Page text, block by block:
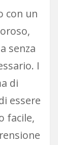
con un
senza
I
di
essere
facile,